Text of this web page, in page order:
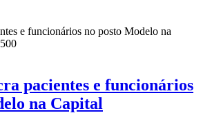
e funcionários no posto Modelo na
pacientes e funcionários
na Capital